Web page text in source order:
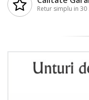
Retur simplu in 30